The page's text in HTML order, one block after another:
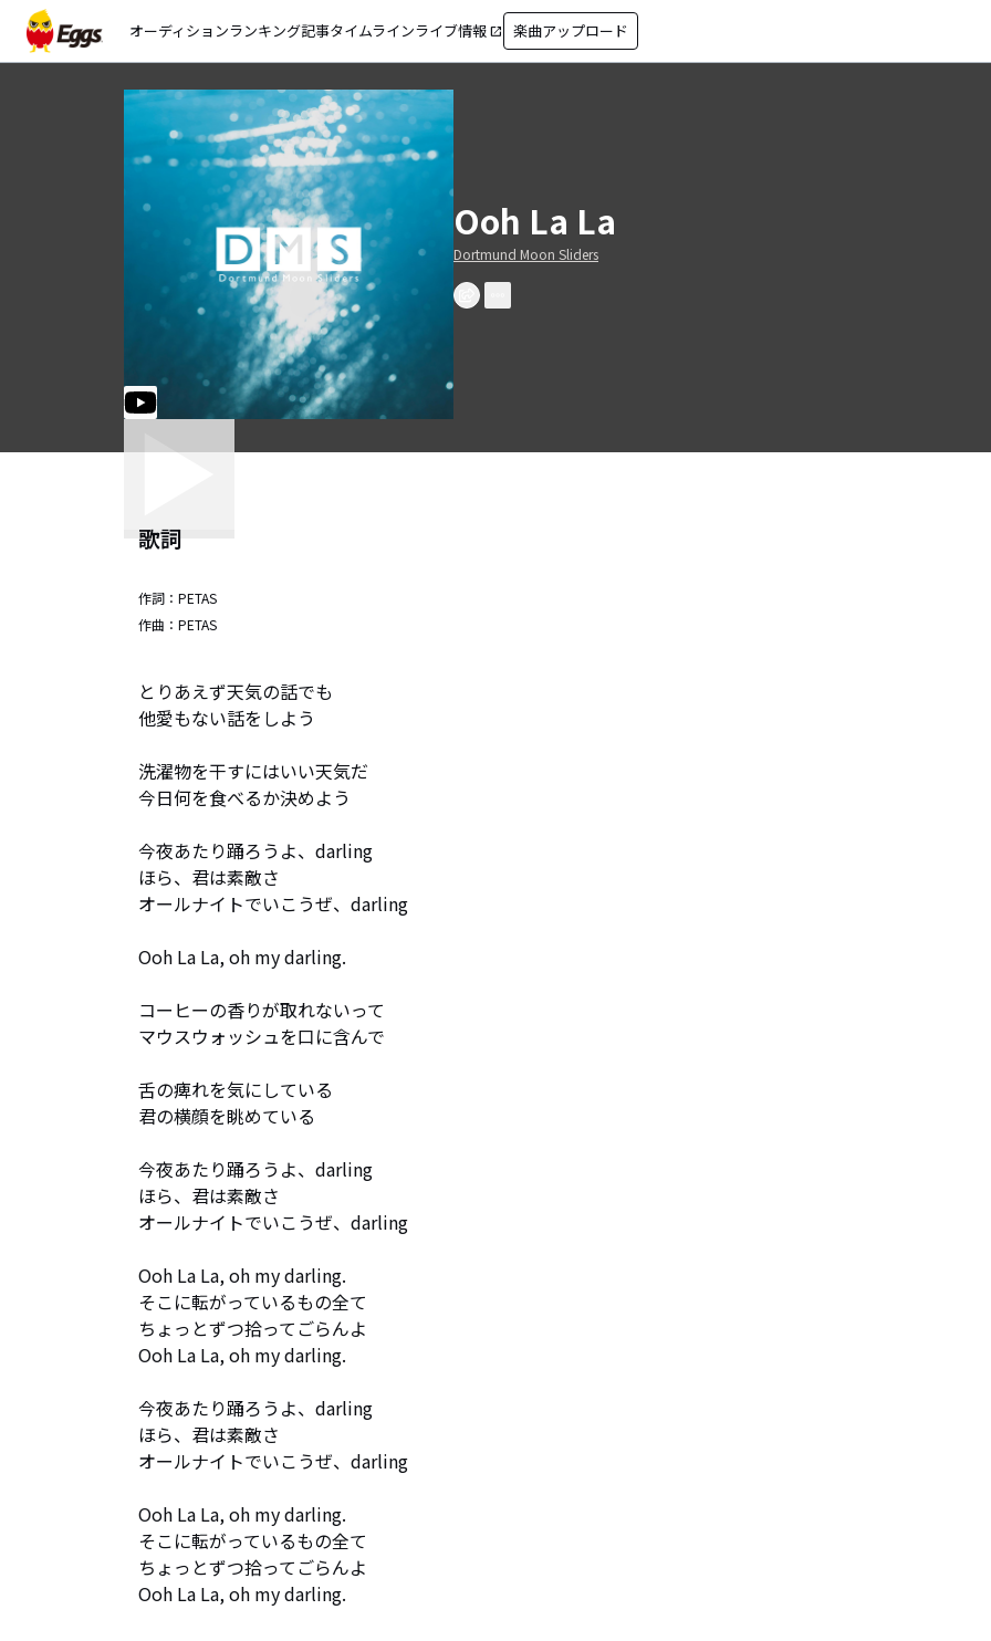
オーディションランキング記事タイムラインライブ情報 open_in_new 楽曲アップロード
Ooh La La
Dortmund Moon Sliders
歌詞
作詞： PETAS
作曲： PETAS
とりあえず天気の話でも
他愛もない話をしよう
洗濯物を干すにはいい天気だ
今日何を食べるか決めよう
今夜あたり踊ろうよ、darling
ほら、君は素敵さ
オールナイトでいこうぜ、darling
Ooh La La, oh my darling.
コーヒーの香りが取れないって
マウスウォッシュを口に含んで
舌の痺れを気にしている
君の横顔を眺めている
今夜あたり踊ろうよ、darling
ほら、君は素敵さ
オールナイトでいこうぜ、darling
Ooh La La, oh my darling.
そこに転がっているもの全て
ちょっとずつ拾ってごらんよ
Ooh La La, oh my darling.
今夜あたり踊ろうよ、darling
ほら、君は素敵さ
オールナイトでいこうぜ、darling
Ooh La La, oh my darling.
そこに転がっているもの全て
ちょっとずつ拾ってごらんよ
Ooh La La, oh my darling.